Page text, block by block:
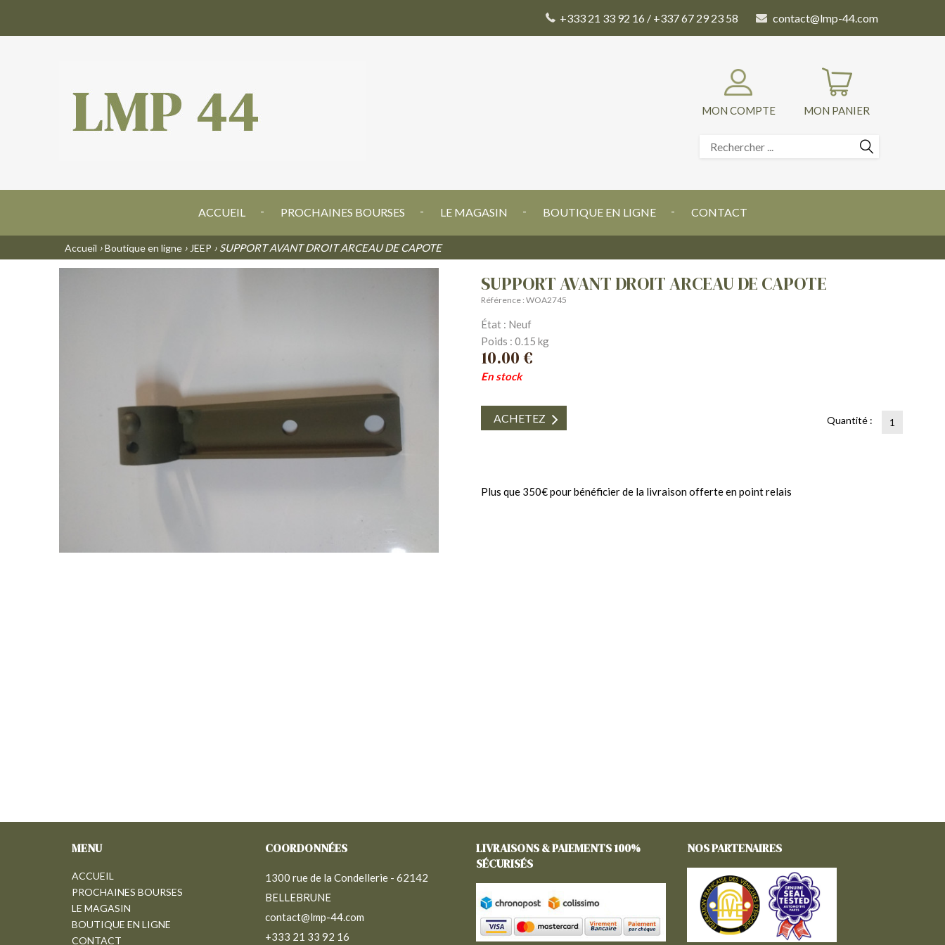
+333 21 33 92 16 / +337 67 29 23 58 contact@lmp-44.com
MON COMPTE MON PANIER
ACCUEIL PROCHAINES BOURSES LE MAGASIN BOUTIQUE EN LIGNE CONTACT
Accueil ›Boutique en ligne › JEEP › SUPPORT AVANT DROIT ARCEAU DE CAPOTE
SUPPORT AVANT DROIT ARCEAU DE CAPOTE
Référence : WOA2745
État : Neuf
Poids : 0.15 kg
10.00 €
En stock
Quantité :
ACHETEZ
Plus que 350€ pour bénéficier de la livraison offerte en point relais
MENU
ACCUEIL
PROCHAINES BOURSES
LE MAGASIN
BOUTIQUE EN LIGNE
CONTACT
COORDONNÉES
1300 rue de la Condellerie - 62142
BELLEBRUNE
contact@lmp-44.com
+333 21 33 92 16
LIVRAISONS & PAIEMENTS 100%
SÉCURISÉS
NOS PARTENAIRES